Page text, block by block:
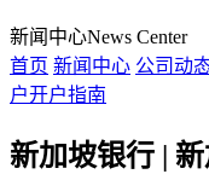
新闻中心News Center
首页 新闻中心 公司动
户开户指南
新加坡银行 |